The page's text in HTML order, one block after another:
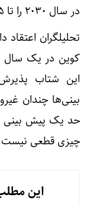
در سال 2030 را تا ۱٫۵ میلیون دلار تخمین زده است.
تحلیلگران
کوین در یک سال
این شتاب
بینی‌ها چندان
حد یک پیش بینی
چیزی قطعی
این